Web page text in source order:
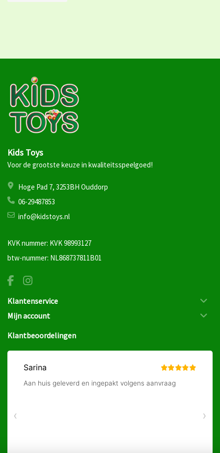
Kids Toys
Voor de grootste keuze in kwaliteitsspeelgoed!
Hoge Pad 7, 3253BH Ouddorp
06-29487853
info@kidstoys.nl
KVK nummer: KVK 98993127
btw-nummer: NL868737811B01
Klantenservice
Mijn account
Klantbeoordelingen